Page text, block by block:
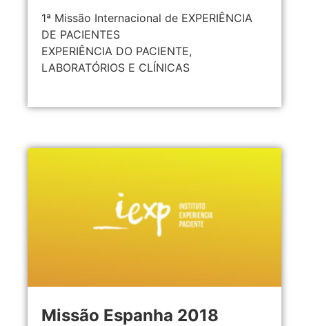
1ª Missão Internacional de EXPERIÊNCIA
DE PACIENTES
EXPERIÊNCIA DO PACIENTE,
LABORATÓRIOS E CLÍNICAS
Missão Espanha 2018